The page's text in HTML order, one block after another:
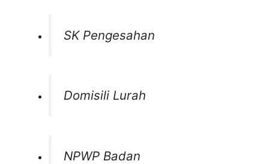
SK Pengesahan
Domisili Lurah
NPWP Badan